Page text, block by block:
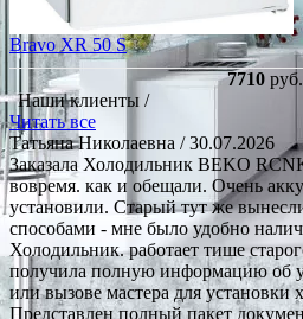
Bravo XR 50 S
7710 руб.
Наши клиенты /
Читать все
Татьяна Николаевна / 30.07.2026
Заказала Холодильник BEKO
вовремя. как и обещали. Очень
установили. Старый тут же
способами - мне было удобно
Холодильник. работает тише
получила полную информацию об
или вызове мастера для установки
Представлен полный пакет